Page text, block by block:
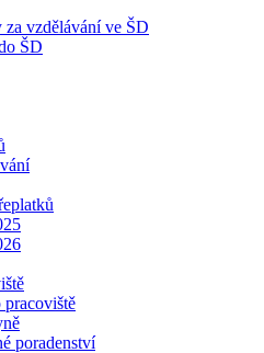
vzdělávání ve ŠD
ŠD
pracoviště
poradenství